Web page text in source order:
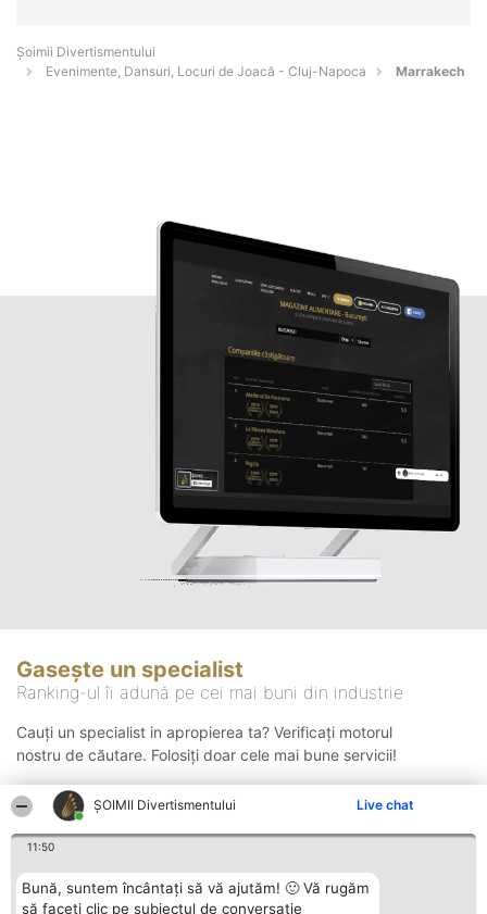
ŞOIMII Divertismentului Live chat
11:50
Bună, suntem încântați să vă ajutăm! 🙂 Vă rugăm
să faceți clic pe subiectul de conversație
Şoimii Divertismentului
Evenimente, Dansuri, Locuri de Joacă - Cluj-Napoca
Marrakech
Gasește un specialist
Ranking-ul îi adună pe cei mai buni din industrie
Cauți un specialist in apropierea ta? Verificați motorul
nostru de căutare. Folosiți doar cele mai bune servicii!